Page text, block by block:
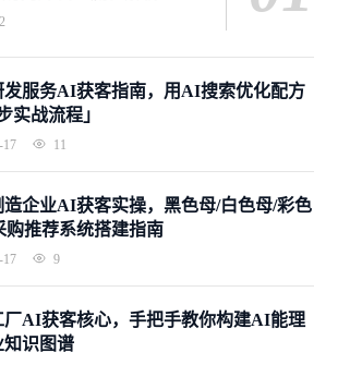
发服务AI获客指南，用AI搜索优化配方
实战流程」
17 11
造企业AI获客实操，黑色母/白色母/彩色
购推荐系统搭建指南
17 9
厂AI获客核心，手把手教你构建AI能理
知识图谱